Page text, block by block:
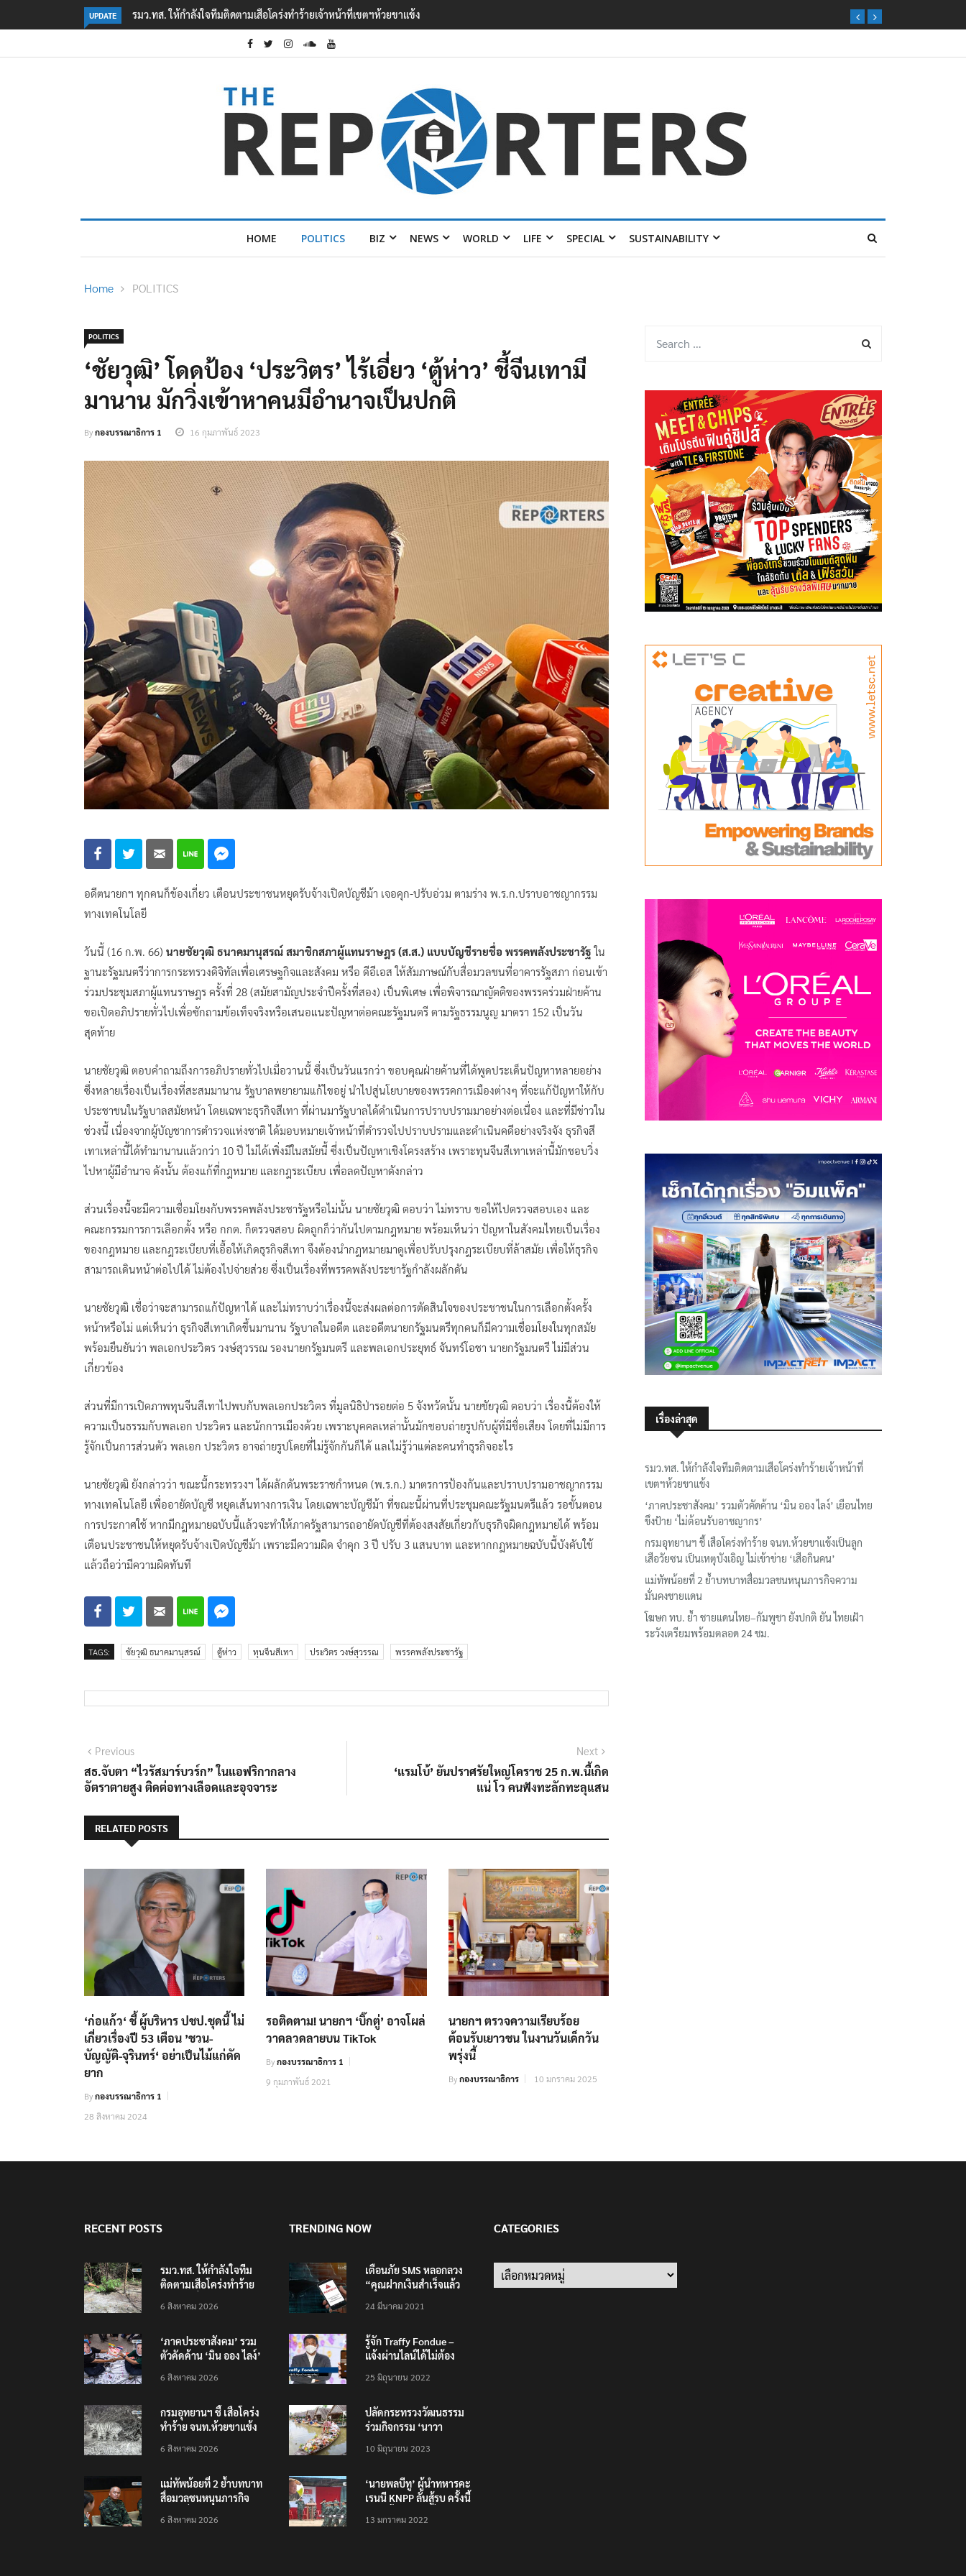
UPDATE ‘ภาคประชาสังคม’ รวมตัวคัดค้าน ‘มิน ออง ไลง์’ เยือนไทย ขึงป้าย ‘ไม่ต้อนรับอาชญากร’
HOME POLITICS BIZ NEWS WORLD LIFE SPECIAL SUSTAINABILITY
Home POLITICS
POLITICS
‘ชัยวุฒิ’ โดดป้อง ‘ประวิตร’ ไร้เอี่ยว ‘ตู้ห่าว’ ชี้จีนเทามี
มานาน มักวิ่งเข้าหาคนมีอำนาจเป็นปกติ
Byกองบรรณาธิการ 1 16 กุมภาพันธ์ 2023
อดีตนายกฯ ทุกคนก็ข้องเกี่ยว เตือนประชาชนหยุดรับจ้างเปิดบัญชีม้า เจอคุก-ปรับอ่วม ตามร่าง พ.ร.ก.ปราบอาชญากรรม
ทางเทคโนโลยี
วันนี้ (16 ก.พ. 66) นายชัยวุฒิ ธนาคมานุสรณ์ สมาชิกสภาผู้แทนราษฎร (ส.ส.) แบบบัญชีรายชื่อ พรรคพลังประชารัฐ ใน
ฐานะรัฐมนตรีว่าการกระทรวงดิจิทัลเพื่อเศรษฐกิจและสังคม หรือ ดีอีเอส ให้สัมภาษณ์กับสื่อมวลชนที่อาคารรัฐสภา ก่อนเข้า
ร่วมประชุมสภาผู้แทนราษฎร ครั้งที่ 28 (สมัยสามัญประจำปีครั้งที่สอง) เป็นพิเศษ เพื่อพิจารณาญัตติของพรรคร่วมฝ่ายค้าน
ขอเปิดอภิปรายทั่วไปเพื่อซักถามข้อเท็จจริงหรือเสนอแนะปัญหาต่อคณะรัฐมนตรี ตามรัฐธรรมนูญ มาตรา 152 เป็นวัน
สุดท้าย
นายชัยวุฒิ ตอบคำถามถึงการอภิปรายทั่วไปเมื่อวานนี้ ซึ่งเป็นวันแรกว่า ขอบคุณฝ่ายค้านที่ได้พูดประเด็นปัญหาหลายอย่าง
ซึ่งหลายเรื่องเป็นเรื่องที่สะสมมานาน รัฐบาลพยายามแก้ไขอยู่ นำไปสู่นโยบายของพรรคการเมืองต่างๆ ที่จะแก้ปัญหาให้กับ
ประชาชนในรัฐบาลสมัยหน้า โดยเฉพาะธุรกิจสีเทา ที่ผ่านมารัฐบาลได้ดำเนินการปราบปรามมาอย่างต่อเนื่อง และที่มีข่าวใน
ช่วงนี้ เนื่องจากผู้บัญชาการตำรวจแห่งชาติ ได้มอบหมายเจ้าหน้าที่ตำรวจไปปราบปรามและดำเนินคดีอย่างจริงจัง ธุรกิจสี
เทาเหล่านี้ได้ทำมานานแล้วกว่า 10 ปี ไม่ได้เพิ่งมีในสมัยนี้ ซึ่งเป็นปัญหาเชิงโครงสร้าง เพราะทุนจีนสีเทาเหล่านี้มักชอบวิ่ง
ไปหาผู้มีอำนาจ ดังนั้น ต้องแก้ที่กฎหมาย และกฎระเบียบ เพื่อลดปัญหาดังกล่าว
ส่วนเรื่องนี้จะมีความเชื่อมโยงกับพรรคพลังประชารัฐหรือไม่นั้น นายชัยวุฒิ ตอบว่า ไม่ทราบ ขอให้ไปตรวจสอบเอง และ
คณะกรรมการการเลือกตั้ง หรือ กกต. ก็ตรวจสอบ ผิดถูกก็ว่ากันไปตามกฎหมาย พร้อมเห็นว่า ปัญหาในสังคมไทยเป็นเรื่อง
ของกฎหมาย และกฎระเบียบที่เอื้อให้เกิดธุรกิจสีเทา จึงต้องนำกฎหมายมาดูเพื่อปรับปรุงกฎระเบียบที่ล้าสมัย เพื่อให้ธุรกิจ
สามารถเดินหน้าต่อไปได้ ไม่ต้องไปจ่ายส่วย ซึ่งเป็นเรื่องที่พรรคพลังประชารัฐกำลังผลักดัน
นายชัยวุฒิ เชื่อว่าจะสามารถแก้ปัญหาได้ และไม่ทราบว่าเรื่องนี้จะส่งผลต่อการตัดสินใจของประชาชนในการเลือกตั้งครั้ง
หน้าหรือไม่ แต่เห็นว่า ธุรกิจสีเทาเกิดขึ้นมานาน รัฐบาลในอดีต และอดีตนายกรัฐมนตรีทุกคนก็มีความเชื่อมโยงในทุกสมัย
พร้อมยืนยันว่า พลเอกประวิตร วงษ์สุวรรณ รองนายกรัฐมนตรี และพลเอกประยุทธ์ จันทร์โอชา นายกรัฐมนตรี ไม่มีส่วน
เกี่ยวข้อง
ส่วนที่มีการเปิดภาพทุนจีนสีเทาไปพบกับพลเอกประวิตร ที่มูลนิธิป่ารอยต่อ 5 จังหวัดนั้น นายชัยวุฒิ ตอบว่า เรื่องนี้ต้องให้
ความเป็นธรรมกับพลเอก ประวิตร และนักการเมืองด้วย เพราะบุคคลเหล่านั้นมักชอบถ่ายรูปกับผู้ที่มีชื่อเสียง โดยที่ไม่มีการ
รู้จักเป็นการส่วนตัว พลเอก ประวิตร อาจถ่ายรูปโดยที่ไม่รู้จักกันก็ได้ แลเไม่รู้ว่าแต่ละคนทำธุรกิจอะไร
นายชัยวุฒิ ยังกล่าวว่า ขณะนี้กระทรวงฯ ได้ผลักดันพระราชกำหนด (พ.ร.ก.) มาตรการป้องกันและปราบปรามอาชญากรรม
ทางเทคโนโลยี เพื่ออายัดบัญชี หยุดเส้นทางการเงิน โดยเฉพาะบัญชีม้า ที่ขณะนี้ผ่านที่ประชุมคณะรัฐมนตรีแล้ว รอขั้นตอน
การประกาศใช้ หากมีกฎหมายฉบับนี้แล้วจะทำให้ภาครัฐสามารถอายัดบัญชีที่ต้องสงสัยเกี่ยวกับธุรกิจผิดกฎหมายได้ พร้อม
เตือนประชาชนให้หยุดรับจ้างเปิดบัญชีม้า เพราะมีความผิด จำคุก 3 ปี ปรับ 3 แสนบาท และหากกฎหมายฉบับนี้บังคับใช้
แล้วถือว่ามีความผิดทันที
TAGS: ชัยวุฒิ ธนาคมานุสรณ์ ตู้ห่าว ทุนจีนสีเทา ประวิตร วงษ์สุวรรณ พรรคพลังประชารัฐ
แนะแนว
เรื่อง
PreviousPrevious
post:
สธ.จับตา “ไวรัสมาร์บวร์ก” ในแอฟริกากลาง
อัตราตายสูง ติดต่อทางเลือดและอุจจาระ
Next
‘แรมโบ้’ ยันปราศรัยใหญ่โคราช 25 ก.พ.นี้เกิด
แน่ โว คนฟังทะลักทะลุแสน
RELATED POSTS
‘ก่อแก้ว‘ ชี้ ผู้บริหาร ปชป.ชุดนี้ ไม่
เกี่ยวเรื่องปี 53 เตือน ’ชวน-
บัญญัติ-จุรินทร์‘ อย่าเป็นไม้แก่ดัด
ยาก
Byกองบรรณาธิการ 1
28 สิงหาคม 2024
รอติดตาม! นายกฯ ‘บิ๊กตู่’ อาจโผล่
วาดลวดลายบน TikTok
Byกองบรรณาธิการ 1
9 กุมภาพันธ์ 2021
นายกฯ ตรวจความเรียบร้อย
ต้อนรับเยาวชน ในงานวันเด็กวัน
พรุ่งนี้
Byกองบรรณาธิการ 10 มกราคม 2025
เรื่องล่าสุด
รมว.ทส. ให้กำลังใจทีมติดตามเสือโคร่งทำร้ายเจ้าหน้าที่
เขตฯห้วยขาแข้ง
‘ภาคประชาสังคม’ รวมตัวคัดค้าน ‘มิน ออง ไลง์’ เยือนไทย
ขึงป้าย ‘ไม่ต้อนรับอาชญากร’
กรมอุทยานฯ ชี้ เสือโคร่งทำร้าย จนท.ห้วยขาแข้งเป็นลูก
เสือวัยซน เป็นเหตุบังเอิญ ไม่เข้าข่าย ‘เสือกินคน’
แม่ทัพน้อยที่ 2 ย้ำบทบาทสื่อมวลชนหนุนภารกิจความ
มั่นคงชายแดน
โฆษก ทบ. ย้ำ ชายแดนไทย–กัมพูชา ยังปกติ ยัน ไทยเฝ้า
ระวังเตรียมพร้อมตลอด 24 ชม.
RECENT POSTS
รมว.ทส. ให้กำลังใจทีม
ติดตามเสือโคร่งทำร้าย
6 สิงหาคม 2026
‘ภาคประชาสังคม’ รวม
ตัวคัดค้าน ‘มิน ออง ไลง์’
ต้อนรับอาชญากร’
6 สิงหาคม 2026
กรมอุทยานฯ ชี้ เสือโคร่ง
ทำร้าย จนท.ห้วยขาแข้ง
บังเอิญ ไม่เข้าข่าย ‘เสือ
6 สิงหาคม 2026
แม่ทัพน้อยที่ 2 ย้ำบทบาท
สื่อมวลชนหนุนภารกิจ
6 สิงหาคม 2026
TRENDING NOW
เตือนภัย SMS หลอกลวง
“คุณฝากเงินสำเร็จแล้ว
200,000 บาท”
24 มีนาคม 2021
รู้จัก Traffy Fondue –
แจ้งผ่านไลน์ได้ไม่ต้อง
ทั่วไทย ไม่ใช่แค่ในกรุง
25 มิถุนายน 2022
ปลัดกระทรวงวัฒนธรรม
ร่วมกิจกรรม ‘นาวา
ตักบาตรทางน้ำ
10 มิถุนายน 2023
‘นายพลบีทู’ ผู้นำทหารคะ
เรนนี KNPP ลั่นสู้รบ ครั้งนี้
ประชาชนต้องชนะ
13 มกราคม 2022
CATEGORIES
Categories